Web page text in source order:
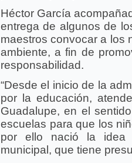
Héctor García
entrega de algunos de
maestros convocar a los
ambiente, a fin de
responsabilidad.
“Desde el inicio de la
por la educación,
Guadalupe, en el
escuelas para que los
por ello nació la idea
municipal, que tiene